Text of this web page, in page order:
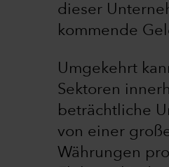
dieser
kommende
Umgekehrt
Sektoren
beträchtliche
von einer
Währungen